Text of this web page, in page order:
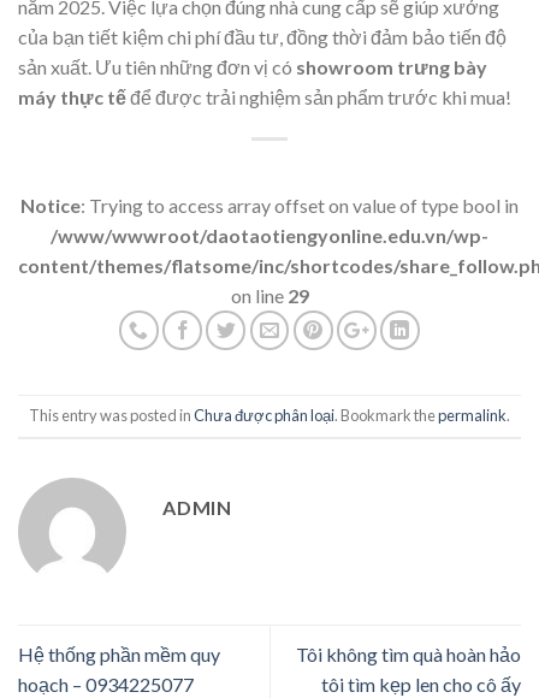
năm 2025. Việc lựa chọn đúng nhà cung cấp sẽ giúp xưởng
của bạn tiết kiệm chi phí đầu tư, đồng thời đảm bảo tiến độ
sản xuất. Ưu tiên những đơn vị có showroom trưng bày
máy thực tếđể được trải nghiệm sản phẩm trước khi mua!
Notice: Trying to access array offset on value of type bool in
/www/wwwroot/daotaotiengyonline.edu.vn/wp-
content/themes/flatsome/inc/shortcodes/
on line 29
This entry was posted inChưa được phân loại. Bookmark thepermalink.
ADMIN
Hệ thống phần mềm quy
hoạch – 0934225077
Tôi không tìm quà hoàn hảo
tôi tìm kẹp len cho cô ấy